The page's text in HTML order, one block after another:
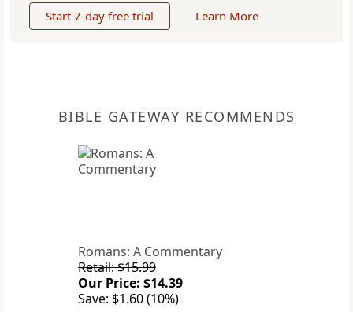
Start 7-day free trial Learn More
BIBLE GATEWAY RECOMMENDS
Romans: A Commentary
Retail: $15.99
Our Price: $14.39
Save: $1.60 (10%)